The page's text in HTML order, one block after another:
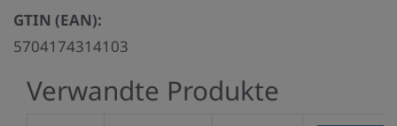
GTIN (EAN):
5704174314103
Verwandte Produkte